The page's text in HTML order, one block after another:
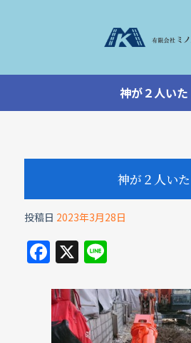
神が２人いた
神が２人いた
投稿日 2023年3月28日
F
a
c
e
X Li
e